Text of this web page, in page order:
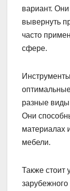
вариант.
вывернуть
часто
сфере.
разные
Они
материалах
мебели.
Также стоит
зарубежного